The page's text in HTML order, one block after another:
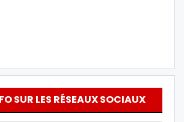
SUR LES RÉSEAUX SOCIAUX